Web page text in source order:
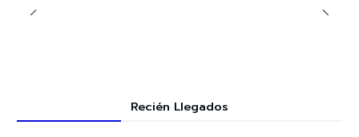
Recién Llegados